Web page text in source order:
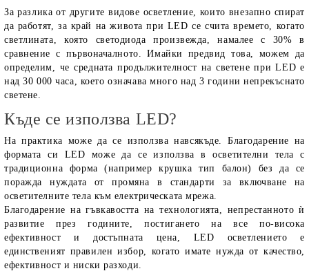
За разлика от другите видове осветление, които внезапно спират
да работят, за край на живота при LED се счита времето, когато
светлината, която светодиода произвежда, намалее с 30% в
сравнение с първоначалното. Имайки предвид това, можем да
определим, че средната продължителност на светене при LED е
над 30 000 часа, което означава много над 3 години непрекъснато
светене.
Къде се използва LED?
На практика може да се използва навсякъде. Благодарение на
формата си LED може да се използва в осветителни тела с
традиционна форма (например крушка тип балон) без да се
поражда нуждата от промяна в стандарти за включване на
осветителните тела към електрическата мрежа.
Благодарение на гъвкавостта на технологията, непрестанното ѝ
развитие през годините, постигането на все по-висока
ефективност и достъпната цена, LED осветлението е
единственият правилен избор, когато имате нужда от качество,
ефективност и ниски разходи.